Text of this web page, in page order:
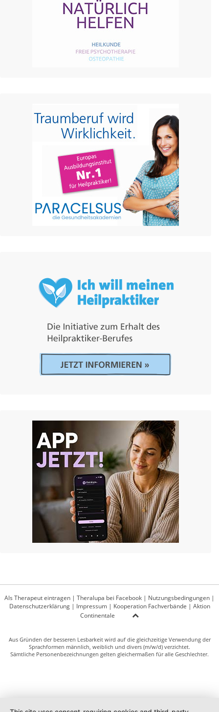
Als Therapeut eintragen | Theralupa bei Facebook | Nutzungsbedingungen |
Datenschutzerklärung| Impressum| Kooperation Fachverbände | Aktion
Continentale
Aus Gründen der besseren Lesbarkeit wird auf die gleichzeitige Verwendung der
Sprachformen männlich, weiblich und divers (m/w/d) verzichtet.
Sämtliche Personenbezeichnungen gelten gleichermaßen für alle Geschlechter.